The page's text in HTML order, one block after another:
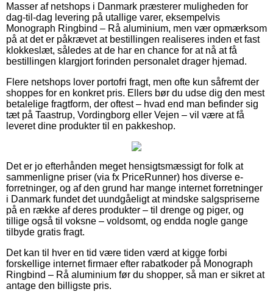
Masser af netshops i Danmark præsterer muligheden for
dag-til-dag levering på utallige varer, eksempelvis
Monograph Ringbind – Rå aluminium, men vær opmærksom
på at det er påkrævet at bestillingen realiseres inden et fast
klokkeslæt, således at de har en chance for at nå at få
bestillingen klargjort forinden personalet drager hjemad.
Flere netshops lover portofri fragt, men ofte kun såfremt der
shoppes for en konkret pris. Ellers bør du udse dig den mest
betalelige fragtform, der oftest – hvad end man befinder sig
tæt på Taastrup, Vordingborg eller Vejen – vil være at få
leveret dine produkter til en pakkeshop.
Det er jo efterhånden meget hensigtsmæssigt for folk at
sammenligne priser (via fx PriceRunner) hos diverse e-
forretninger, og af den grund har mange internet forretninger
i Danmark fundet det uundgåeligt at mindske salgspriserne
på en række af deres produkter – til drenge og piger, og
tillige også til voksne – voldsomt, og endda nogle gange
tilbyde gratis fragt.
Det kan til hver en tid være tiden værd at kigge forbi
forskellige internet firmaer efter rabatkoder på Monograph
Ringbind – Rå aluminium før du shopper, så man er sikret at
antage den billigste pris.